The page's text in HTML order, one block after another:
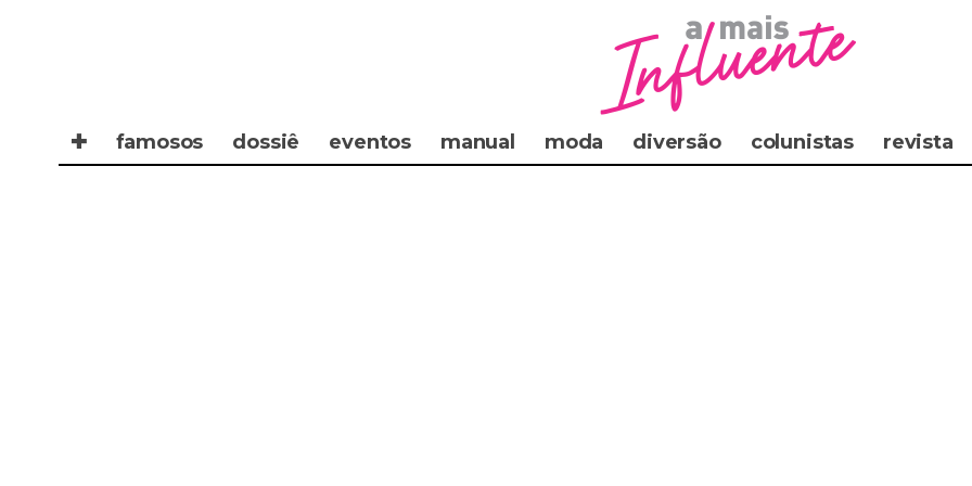
✚ famosos dossiê eventos manual moda diversão colunistas revista